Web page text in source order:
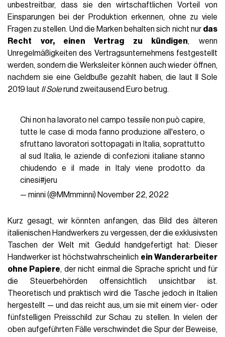
unbestreitbar, dass sie den wirtschaftlichen Vorteil von
Einsparungen bei der Produktion erkennen, ohne zu viele
Fragen zu stellen. Und die Marken behalten sich nicht nurdas
Recht vor, einen Vertrag zu kündigen, wenn
Unregelmäßigkeiten des Vertragsunternehmens festgestellt
werden, sondern die Werksleiter können auch wieder öffnen,
nachdem sie eine Geldbuße gezahlt haben, die laut Il Sole
2019 laut Il Solerund zweitausend Euro betrug.
Chi non ha lavorato nel campo tessile non può capire,
tutte le case di moda fanno produzione all'estero, o
sfruttano lavoratori sottopagati in Italia, soprattutto
al sud Italia, le aziende di confezioni italiane stanno
chiudendo e il made in Italy viene prodotto da
cinesi#jeru
— minni (@MMmminni) November 22, 2022
Kurz gesagt, wir könnten anfangen, das Bild des älteren
italienischen Handwerkers zu vergessen, der die exklusivsten
Taschen der Welt mit Geduld handgefertigt hat: Dieser
Handwerker ist höchstwahrscheinlich ein Wanderarbeiter
ohne Papiere, der nicht einmal die Sprache spricht und für
die Steuerbehörden offensichtlich unsichtbar ist.
Theoretisch und praktisch wird die Tasche jedoch in Italien
hergestellt — und das reicht aus, um sie mit einem vier- oder
fünfstelligen Preisschild zur Schau zu stellen. In vielen der
oben aufgeführten Fälle verschwindet die Spur der Beweise,